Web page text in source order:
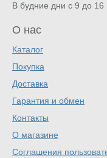
В будние дни с 9 до 16
О нас
Каталог
Покупка
Доставка
Гарантия и обмен
Контакты
О магазине
Соглашения